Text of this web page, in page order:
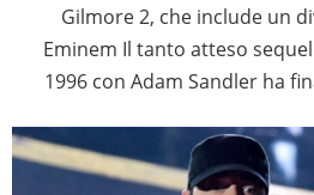
Gilmore 2, che include un
Eminem Il tanto atteso
1996 con Adam Sandler ha